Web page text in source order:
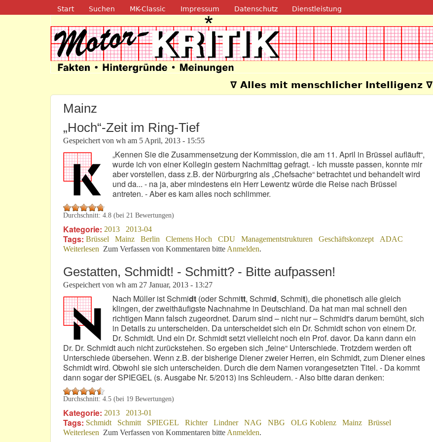
Direkt zum Inhalt
Navigation
Start Suchen MK-Classic Impressum Datenschutz Dienstleistung
Motor-Kritik.de∇ Alles mit menschlicher Intelligenz ∇
Mainz
„Hoch“-Zeit im Ring-Tief
Gespeichert von wh am 5 April, 2013 - 15:55
„Kennen Sie die Zusammensetzung der Kommission, die am 11. April in Brüssel aufläuft“,
wurde ich von einer Kollegin gestern Nachmittag gefragt. - Ich musste passen, konnte mir
aber vorstellen, dass z.B. der Nürburgring als „Chefsache“ betrachtet und behandelt wird
und da... - na ja, aber mindestens ein Herr Lewentz würde die Reise nach Brüssel
antreten. - Aber es kam alles noch schlimmer.
Durchschnitt: 4.8 (bei 21 Bewertungen)
Kategorie: 2013 2013-04
Tags: Brüssel Mainz Berlin Clemens Hoch CDU Managementstrukturen Geschäftskonzept
ADAC
Weiterlesen über „Hoch“-Zeit im Ring-Tief
Zum Verfassen von Kommentaren bitte Anmelden.
Gestatten, Schmidt! - Schmitt? - Bitte aufpassen!
Gespeichert von wh am 27 Januar, 2013 - 13:27
Nach Müller ist Schmidt (oder Schmitt, Schmid, Schmit), die phonetisch alle gleich
klingen, der zweithäufigste Nachnahme in Deutschland. Da hat man mal schnell den
richtigen Mann falsch zugeordnet. Darum sind – nicht nur – Schmidt's darum bemüht, sich
in Details zu unterscheiden. Da unterscheidet sich ein Dr. Schmidt schon von einem Dr.
Dr. Schmidt. Und ein Dr. Schmidt setzt vielleicht noch ein Prof. davor. Da kann dann ein
Dr. Dr. Schmidt auch nicht zurückstehen. So ergeben sich „feine“ Unterschiede. Trotzdem werden oft
Unterschiede übersehen. Wenn z.B. der bisherige Diener zweier Herren, ein Schmidt, zum Diener eines
Schmidt wird. Obwohl sie sich unterscheiden. Durch die dem Namen vorangesetzten Titel. - Da kommt
dann sogar der SPIEGEL (s. Ausgabe Nr. 5/2013) ins Schleudern. - Also bitte daran denken:
Durchschnitt: 4.5 (bei 19 Bewertungen)
Kategorie: 2013 2013-01
Tags: Schmidt Schmitt SPIEGEL Richter Lindner NAG NBG OLG Koblenz Mainz
Brüssel
Weiterlesen über Gestatten, Schmidt! - Schmitt? - Bitte aufpassen!
Zum Verfassen von Kommentaren bitte Anmelden.